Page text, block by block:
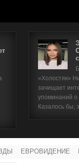
«Холостяк»
зачищает
упоминаний
Казалось бы,
ЕВРОВИДЕНИЕ
Имя